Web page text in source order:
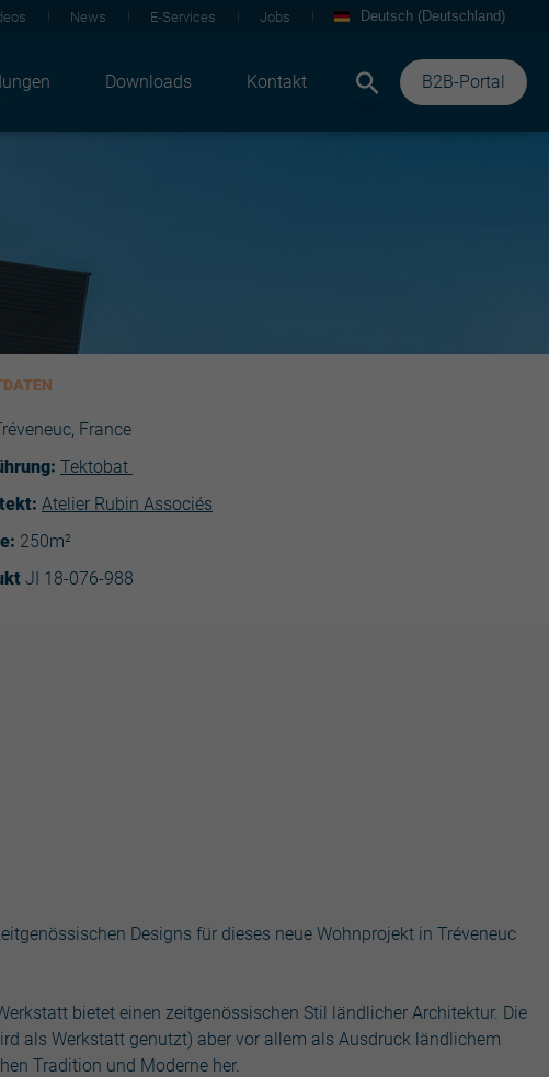
Downloads Kontakt B2B-Portal
News E-Services Jobs Deutsch (Deutschland)
France
Tektobat
Atelier Rubin Associés
250m²
JI 18-076-988
Designs für dieses neue Wohnprojekt in Tréveneuc
bietet einen zeitgenössischen Stil ländlicher Architektur. Die
als Werkstatt genutzt) aber vor allem als Ausdruck ländlichem
Tradition und Moderne her.